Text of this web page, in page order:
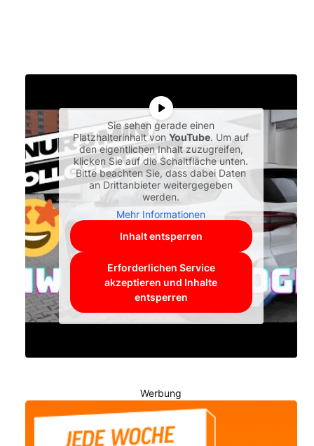
Sie sehen gerade einen
Platzhalterinhalt vonYouTube. Um auf
den eigentlichen Inhalt zuzugreifen,
klicken Sie auf die Schaltfläche unten.
Bitte beachten Sie, dass dabei Daten
an Drittanbieter weitergegeben
werden.
Mehr Informationen
Inhalt entsperren
Erforderlichen Service
akzeptieren und Inhalte
entsperren
Werbung